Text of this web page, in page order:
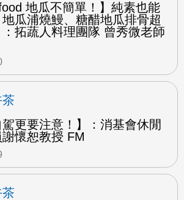
地瓜不簡單！】純素也能
瓜浦燒鰻、糖醋地瓜排骨超
拓蔬人料理團隊 曾秀微老師
茶
駕更要注意！】：消基會休閒
懷恕教授 FM
茶